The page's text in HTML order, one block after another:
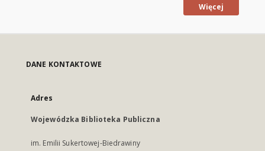
Więcej
DANE KONTAKTOWE
Adres
Wojewódzka Biblioteka Publiczna
im. Emilii Sukertowej-Biedrawiny